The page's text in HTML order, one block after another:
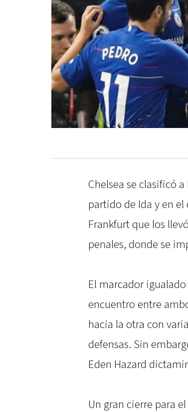
Chelsea se clasificó
partido de Ida y en
Frankfurt que los
penales, donde se
El marcador
encuentro entre
hacia la otra con
defensas. Sin
Eden Hazard
Un gran cierre para